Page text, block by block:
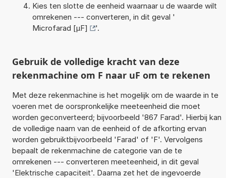
Kies ten slotte de eenheid waarnaar u de waarde wilt
omrekenen --- converteren, in dit geval '
Microfarad [µF]
'.
Gebruik de volledige kracht van deze
rekenmachine om F naar uF om te rekenen
Met deze rekenmachine is het mogelijk om de waarde in te
voeren met de oorspronkelijke meeteenheid die moet
worden geconverteerd; bijvoorbeeld '867 Farad'. Hierbij kan
de volledige naam van de eenheid of de afkorting ervan
worden gebruiktbijvoorbeeld 'Farad' of 'F'. Vervolgens
bepaalt de rekenmachine de categorie van de te
omrekenen --- converteren meeteenheid, in dit geval
'Elektrische capaciteit'. Daarna zet het de ingevoerde